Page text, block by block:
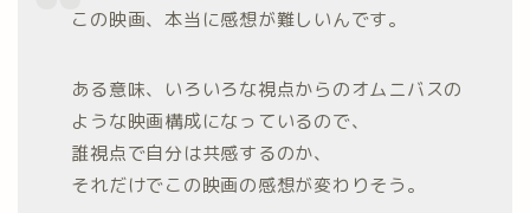
この映画、本当に感想が難しいんです。
ある意味、いろいろな視点からのオムニバスの
ような映画構成になっているので、
誰視点で自分は共感するのか、
それだけでこの映画の感想が変わりそう。